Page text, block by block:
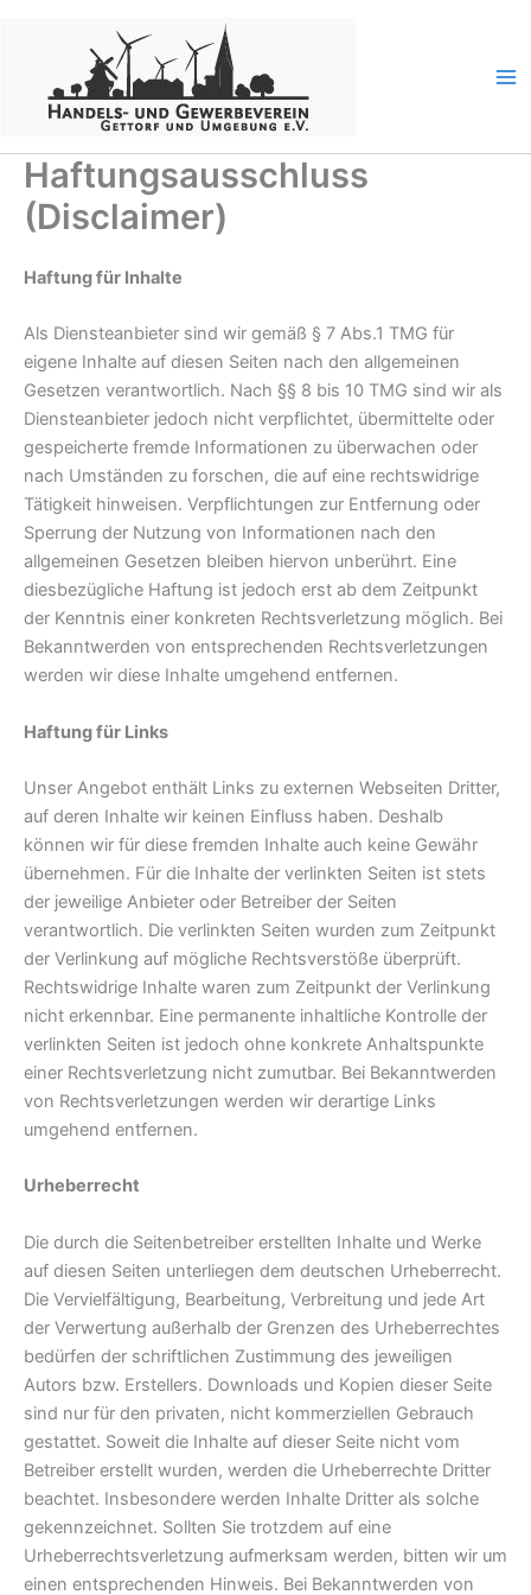
Haftungsausschluss
(Disclaimer)
Haftung für Inhalte
Als Diensteanbieter sind wir gemäß § 7 Abs.1 TMG für
eigene Inhalte auf diesen Seiten nach den allgemeinen
Gesetzen verantwortlich. Nach §§ 8 bis 10 TMG sind wir als
Diensteanbieter jedoch nicht verpflichtet, übermittelte oder
gespeicherte fremde Informationen zu überwachen oder
nach Umständen zu forschen, die auf eine rechtswidrige
Tätigkeit hinweisen. Verpflichtungen zur Entfernung oder
Sperrung der Nutzung von Informationen nach den
allgemeinen Gesetzen bleiben hiervon unberührt. Eine
diesbezügliche Haftung ist jedoch erst ab dem Zeitpunkt
der Kenntnis einer konkreten Rechtsverletzung möglich. Bei
Bekanntwerden von entsprechenden Rechtsverletzungen
werden wir diese Inhalte umgehend entfernen.
Haftung für Links
Unser Angebot enthält Links zu externen Webseiten Dritter,
auf deren Inhalte wir keinen Einfluss haben. Deshalb
können wir für diese fremden Inhalte auch keine Gewähr
übernehmen. Für die Inhalte der verlinkten Seiten ist stets
der jeweilige Anbieter oder Betreiber der Seiten
verantwortlich. Die verlinkten Seiten wurden zum Zeitpunkt
der Verlinkung auf mögliche Rechtsverstöße überprüft.
Rechtswidrige Inhalte waren zum Zeitpunkt der Verlinkung
nicht erkennbar. Eine permanente inhaltliche Kontrolle der
verlinkten Seiten ist jedoch ohne konkrete Anhaltspunkte
einer Rechtsverletzung nicht zumutbar. Bei Bekanntwerden
von Rechtsverletzungen werden wir derartige Links
umgehend entfernen.
Urheberrecht
Die durch die Seitenbetreiber erstellten Inhalte und Werke
auf diesen Seiten unterliegen dem deutschen Urheberrecht.
Die Vervielfältigung, Bearbeitung, Verbreitung und jede Art
der Verwertung außerhalb der Grenzen des Urheberrechtes
bedürfen der schriftlichen Zustimmung des jeweiligen
Autors bzw. Erstellers. Downloads und Kopien dieser Seite
sind nur für den privaten, nicht kommerziellen Gebrauch
gestattet. Soweit die Inhalte auf dieser Seite nicht vom
Betreiber erstellt wurden, werden die Urheberrechte Dritter
beachtet. Insbesondere werden Inhalte Dritter als solche
gekennzeichnet. Sollten Sie trotzdem auf eine
Urheberrechtsverletzung aufmerksam werden, bitten wir um
einen entsprechenden Hinweis. Bei Bekanntwerden von